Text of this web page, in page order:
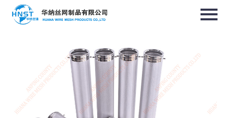
选择国家／地区
亚洲
中华人民共和国